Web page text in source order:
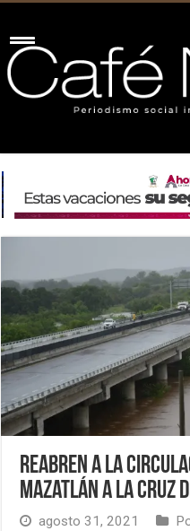
Reabren a la
Mazatlán a La Cruz
agosto 31, 2021